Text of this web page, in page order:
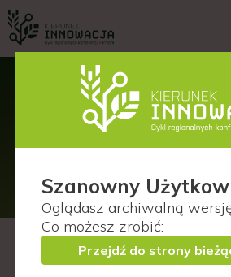
Lublin (woj.
F
Szanowny
Oglądasz archiwalną
Co możesz zrobić:
Przejdź do strony